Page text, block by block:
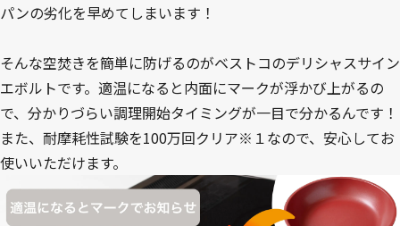
パンの劣化を早めてしまいます！
そんな空焚きを簡単に防げるのがベストコのデリシャスサイン
エボルトです。適温になると内面にマークが浮かび上がるの
で、分かりづらい調理開始タイミングが一目で分かるんです！
また、耐摩耗性試験を100万回クリア※１なので、安心してお
使いいただけます。